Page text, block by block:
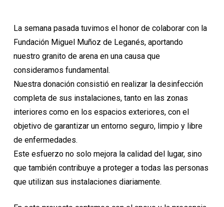
La semana pasada tuvimos el honor de colaborar con la
Fundación Miguel Muñoz de Leganés, aportando
nuestro granito de arena en una causa que
consideramos fundamental.
Nuestra donación consistió en realizar la desinfección
completa de sus instalaciones, tanto en las zonas
interiores como en los espacios exteriores, con el
objetivo de garantizar un entorno seguro, limpio y libre
de enfermedades.
Este esfuerzo no solo mejora la calidad del lugar, sino
que también contribuye a proteger a todas las personas
que utilizan sus instalaciones diariamente.